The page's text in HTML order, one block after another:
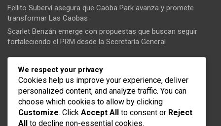
Fellito Suberví asegura que Caoba Park avanza y promete
transformar Las Caobas
Scarlet Benzán emerge con propuestas que buscan seguir
fortaleciendo el PRM desde la Secretaría General
Tendencias
Santo Domingo Oeste
Manoguayabo
Ministerio Público
We respect your privacy
Cookies help us improve your experience, deliver
personalized content, and analyze traffic. You can
choose which cookies to allow by clicking
Customize. Click Accept All to consent or Reject
All to decline non-essential cookies.